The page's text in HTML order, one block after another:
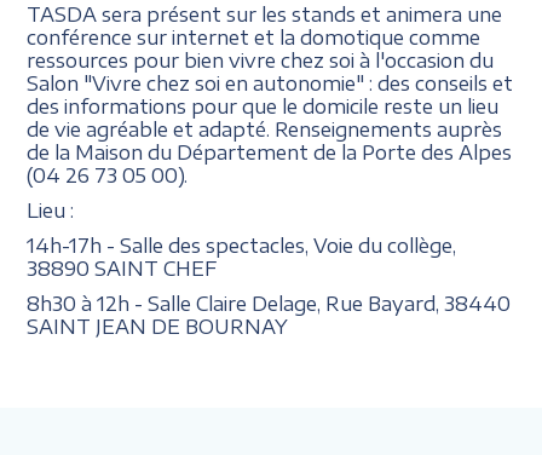
TASDA sera présent sur les stands et animera une
conférence sur internet et la domotique comme
ressources pour bien vivre chez soi à l'occasion du
Salon "Vivre chez soi en autonomie" : des conseils et
des informations pour que le domicile reste un lieu
de vie agréable et adapté. Renseignements auprès
de la Maison du Département de la Porte des Alpes
(04 26 73 05 00).
Lieu :
14h-17h - Salle des spectacles, Voie du collège,
38890 SAINT CHEF
8h30 à 12h - Salle Claire Delage, Rue Bayard, 38440
SAINT JEAN DE BOURNAY